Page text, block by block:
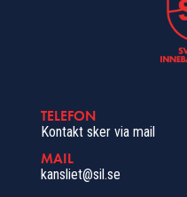
TELEFON
Kontakt sker via mail
MAIL
kansliet@sil.se